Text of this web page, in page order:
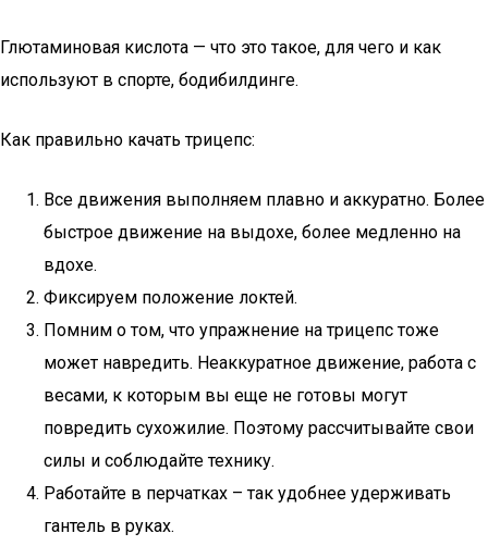
Глютаминовая кислота — что это такое, для чего и как
используют в спорте, бодибилдинге.
Как правильно качать трицепс:
Все движения выполняем плавно и аккуратно. Более
быстрое движение на выдохе, более медленно на
вдохе.
Фиксируем положение локтей.
Помним о том, что упражнение на трицепс тоже
может навредить. Неаккуратное движение, работа с
весами, к которым вы еще не готовы могут
повредить сухожилие. Поэтому рассчитывайте свои
силы и соблюдайте технику.
Работайте в перчатках – так удобнее удерживать
гантель в руках.